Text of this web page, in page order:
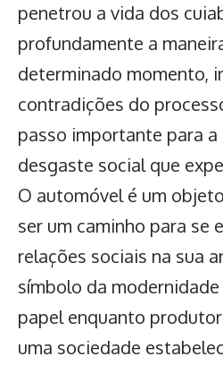
penetrou a vida dos
profundamente a
determinado momento,
contradições do
passo importante para
desgaste social que
O automóvel é um
ser um caminho para se
relações sociais na sua
símbolo da
papel enquanto
uma sociedade